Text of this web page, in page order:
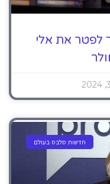
לפטר את אלי
חדשות סלבס בעולם